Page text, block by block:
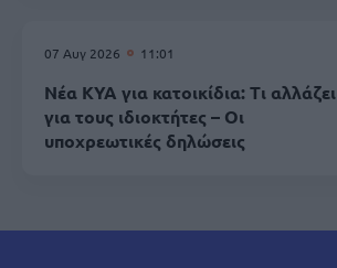
07 Αυγ 2026 11:01
Νέα ΚΥΑ για κατοικίδια: Τι αλλάζει
για τους ιδιοκτήτες – Οι
υποχρεωτικές δηλώσεις